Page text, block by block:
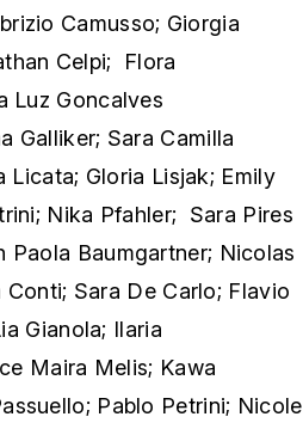
Camusso; Giorgia
Celpi; Flora
Luz Goncalves
Galliker; Sara Camilla
Licata; Gloria Lisjak; Emily
Nika Pfahler; Sara Pires
Paola Baumgartner; Nicolas
Sara De Carlo; Flavio
Gianola; Ilaria
Maira Melis; Kawa
Pablo Petrini; Nicole